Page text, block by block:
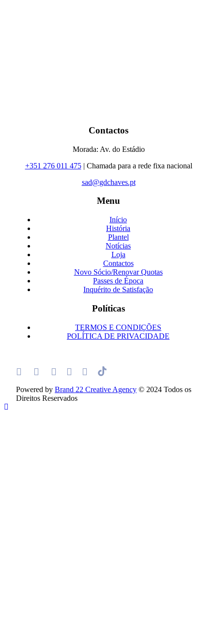
Contactos
Morada: Av. do Estádio
+351 276 011 475| Chamada para a rede fixa nacional
sad@gdchaves.pt
Menu
Início
História
Plantel
Notícias
Loja
Contactos
Novo Sócio/Renovar Quotas
Passes de Época
Inquérito de Satisfação
Políticas
TERMOS E CONDIÇÕES
POLÍTICA DE PRIVACIDADE
Powered by Brand 22 Creative Agency © 2024 Todos os
Direitos Reservados